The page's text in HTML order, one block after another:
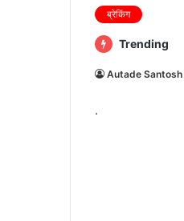
ब्रेकिंग
Trending
Autade
.